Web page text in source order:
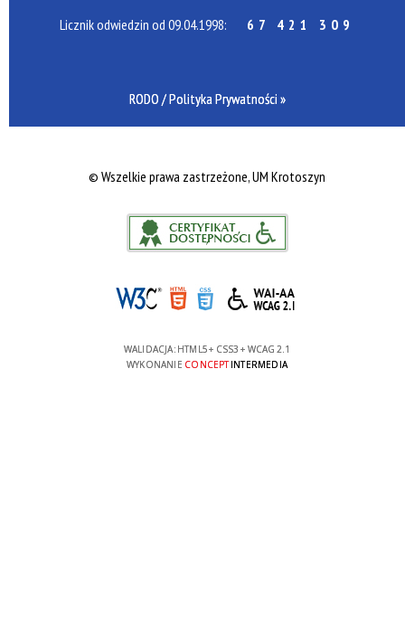
Licznik odwiedzin od 09.04.1998: 67 421 309
RODO / Polityka Prywatności »
© Wszelkie prawa zastrzeżone, UM Krotoszyn
WALIDACJA: HTML5+ CSS3 + WCAG 2.1
WYKONANIE CONCEPTINTERMEDIA